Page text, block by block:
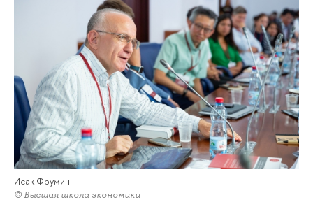
Исак Фрумин
© Высшая школа экономики